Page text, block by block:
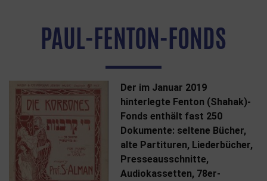
PAUL-FENTON-FONDS
Der im Januar 2019
hinterlegte Fenton (Shahak)-
Fonds enthält fast 250
Dokumente: seltene Bücher,
alte Partituren, Liederbücher,
Presseausschnitte,
Audiokassetten, 78er-